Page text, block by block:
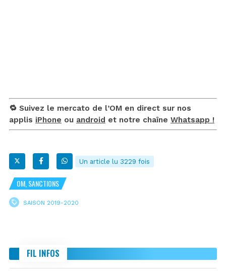
🔁 Suivez le mercato de l’OM en direct sur nos
applis iPhone ou android et notre chaîne Whatsapp !
Un article lu 3229 fois
OM, SANCTIONS
SAISON 2019-2020
FIL INFOS